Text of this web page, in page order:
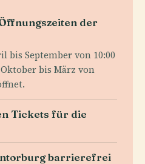
der
bis September von 10:00
bis März von
Tickets für die
barrierefrei